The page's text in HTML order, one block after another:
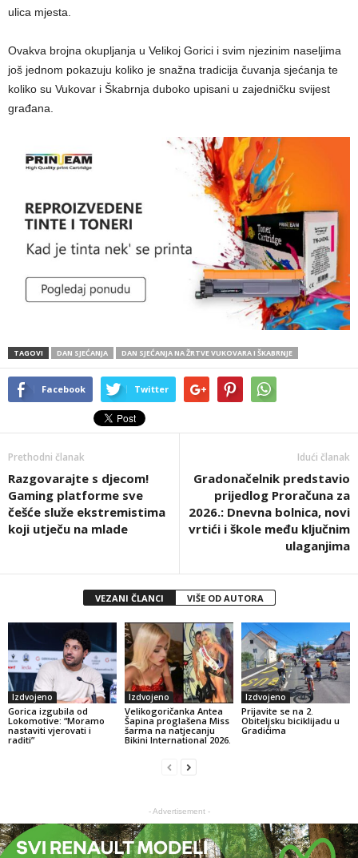
ulica mjesta.
Ovakva brojna okupljanja u Velikoj Gorici i svim njezinim naseljima
još jednom pokazuju koliko je snažna tradicija čuvanja sjećanja te
koliko su Vukovar i Škabrnja duboko upisani u zajedničku svijest
građana.
TAGOVI DAN SJEĆANJA DAN SJEĆANJA NA ŽRTVE VUKOVARA I ŠKABRNJE
Facebook Twitter
Prethodni članak
Razgovarajte s djecom!
Gaming platforme sve
češće služe ekstremistima
koji utječu na mlade
Idući članak
Gradonačelnik predstavio
prijedlog Proračuna za
2026.: Dnevna bolnica, novi
vrtići i škole među ključnim
ulaganjima
VEZANI ČLANCI VIŠE OD AUTORA
Izdvojeno
Gorica izgubila od
Lokomotive: “Moramo
nastaviti vjerovati i
raditi”
Izdvojeno
Velikogoričanka Antea
Šapina proglašena Miss
šarma na natjecanju
Bikini International 2026.
Izdvojeno
Prijavite se na 2.
Obiteljsku biciklijadu u
Gradićima
- Advertisement -